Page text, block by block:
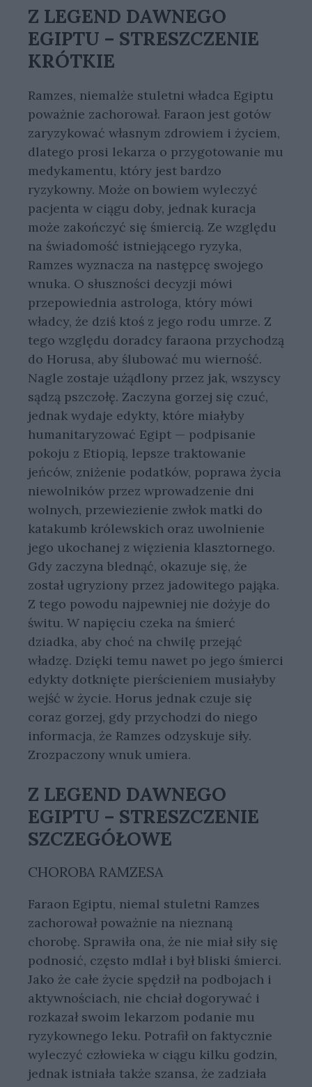
Z LEGEND DAWNEGO
EGIPTU – STRESZCZENIE
KRÓTKIE
Ramzes, niemalże stuletni władca Egiptu
poważnie zachorował. Faraon jest gotów
zaryzykować własnym zdrowiem i życiem,
dlatego prosi lekarza o przygotowanie mu
medykamentu, który jest bardzo
ryzykowny. Może on bowiem wyleczyć
pacjenta w ciągu doby, jednak kuracja
może zakończyć się śmiercią. Ze względu
na świadomość istniejącego ryzyka,
Ramzes wyznacza na następcę swojego
wnuka. O słuszności decyzji mówi
przepowiednia astrologa, który mówi
władcy, że dziś ktoś z jego rodu umrze. Z
tego względu doradcy faraona przychodzą
do Horusa, aby ślubować mu wierność.
Nagle zostaje użądlony przez jak, wszyscy
sądzą pszczołę. Zaczyna gorzej się czuć,
jednak wydaje edykty, które miałyby
humanitaryzować Egipt — podpisanie
pokoju z Etiopią, lepsze traktowanie
jeńców, zniżenie podatków, poprawa życia
niewolników przez wprowadzenie dni
wolnych, przewiezienie zwłok matki do
katakumb królewskich oraz uwolnienie
jego ukochanej z więzienia klasztornego.
Gdy zaczyna blednąć, okazuje się, że
został ugryziony przez jadowitego pająka.
Z tego powodu najpewniej nie dożyje do
świtu. W napięciu czeka na śmierć
dziadka, aby choć na chwilę przejąć
władzę. Dzięki temu nawet po jego śmierci
edykty dotknięte pierścieniem musiałyby
wejść w życie. Horus jednak czuje się
coraz gorzej, gdy przychodzi do niego
informacja, że Ramzes odzyskuje siły.
Zrozpaczony wnuk umiera.
Z LEGEND DAWNEGO
EGIPTU – STRESZCZENIE
SZCZEGÓŁOWE
CHOROBA RAMZESA
Faraon Egiptu, niemal stuletni Ramzes
zachorował poważnie na nieznaną
chorobę. Sprawiła ona, że nie miał siły się
podnosić, często mdlał i był bliski śmierci.
Jako że całe życie spędził na podbojach i
aktywnościach, nie chciał dogorywać i
rozkazał swoim lekarzom podanie mu
ryzykownego leku. Potrafił on faktycznie
wyleczyć człowieka w ciągu kilku godzin,
jednak istniała także szansa, że zadziała